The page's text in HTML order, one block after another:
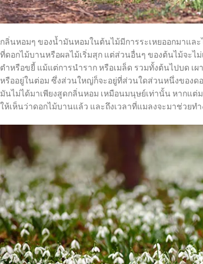
กลิ่นหอมๆ ของน้ำมันหอมในต้นไม้มีการระเหยออกมาแล
ที่ดอกไม้บานหรือผลไม้เริ่มสุก แต่ส่วนอื่นๆ ของต้นไม้จะไ
ตำหรือขยี้ แม้แต่การนำราก หรือเมล็ด รวมทั้งต้นไปบด เ
หรืออยู่ในต่อม ซึ่งส่วนใหญ่ก็จะอยู่ที่ส่วนใดส่วนหนึ่งของดอ
มันไม่ได้มาเพียงสูดกลิ่นหอม เหมือนมนุษย์เท่านั้น หากแต่
ให้เห็นว่าดอกไม้บานแล้ว และถึงเวลาที่แมลงจะมาช่วย